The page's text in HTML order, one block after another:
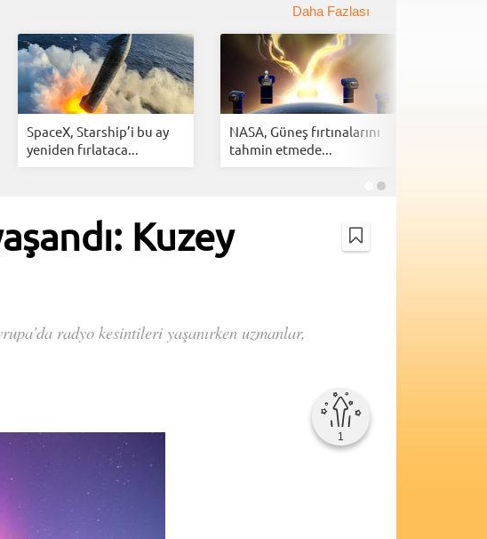
Daha Fazlası
SpaceX, Starship’i bu ay
yeniden fırlataca...
NASA, Güneş fırtınalarını
tahmin etmede...
Kuzey
radyo kesintileri yaşanırken uzmanlar,
1